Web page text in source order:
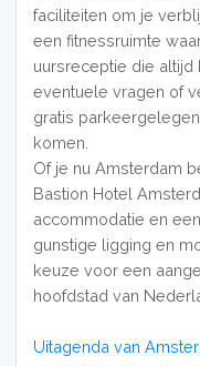
faciliteiten om je
een fitnessruimte
uursreceptie die
eventuele vragen of
gratis
komen.
Of je nu Amsterdam
Bastion Hotel
accommodatie en
gunstige ligging en
keuze voor een
hoofdstad van
Uitagenda van